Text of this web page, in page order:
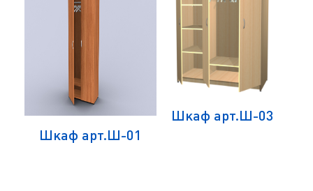
Шкаф арт.Ш-01
Шкаф арт.Ш-03